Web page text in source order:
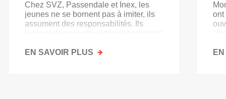
Chez SVZ, Passendale et Inex, les
jeunes ne se bornent pas à imiter, ils
assument des responsabilités. Ils
lancent de nouvelles idées et prennent
EN SAVOIR PLUS SUR
ont